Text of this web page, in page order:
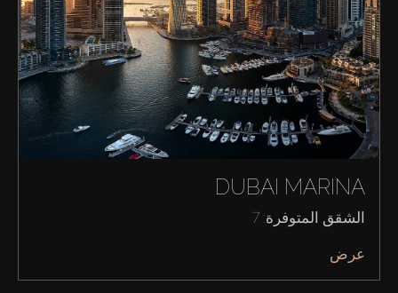
شراء
إيجار
بيع
من نحن
DUBAI MARINA
الشقق المتوفرة: 7
عرض